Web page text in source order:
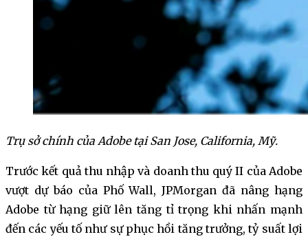
Trụ sở chính của Adobe tại San Jose, California, Mỹ.
Trước kết quả thu nhập và doanh thu quý II của Adobe
vượt dự báo của Phố Wall, JPMorgan đã nâng hạng
Adobe từ hạng giữ lên tăng tỉ trọng khi nhấn mạnh
đến các yếu tố như sự phục hồi tăng trưởng, tỷ suất lợi